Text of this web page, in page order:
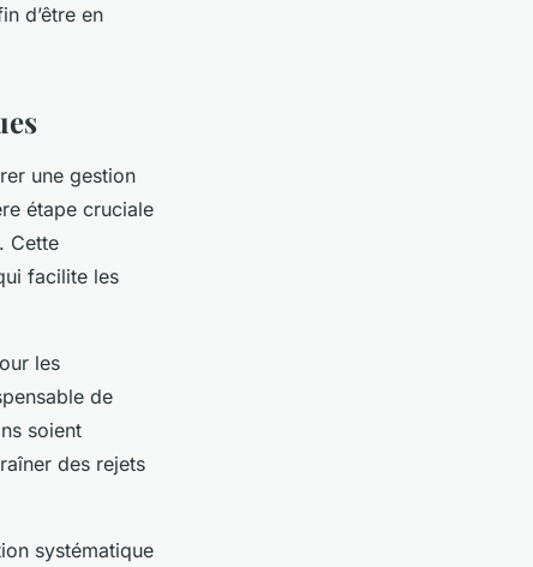
d’être en
une gestion
étape cruciale
Cette
facilite les
les
de
soient
des rejets
systématique